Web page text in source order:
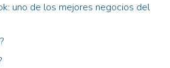
uno de los mejores negocios del